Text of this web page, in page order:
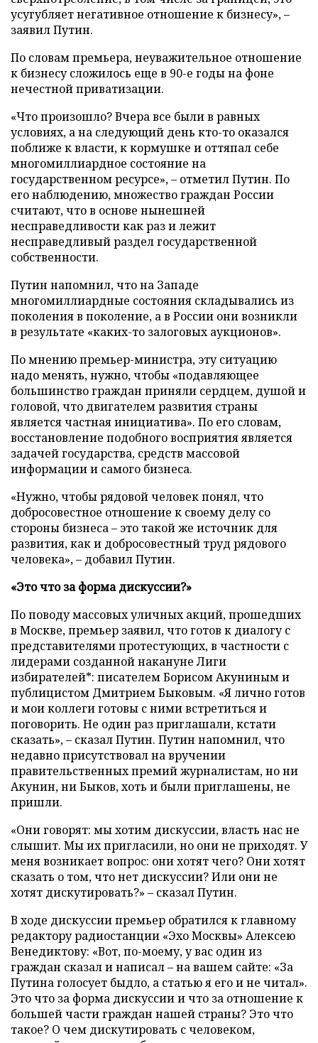
усугубляет негативное отношение к бизнесу», –
заявил Путин.
По словам премьера, неуважительное отношение
к бизнесу сложилось еще в 90-е годы на фоне
нечестной приватизации.
«Что произошло? Вчера все были в равных
условиях, а на следующий день кто-то оказался
поближе к власти, к кормушке и оттяпал себе
многомиллиардное состояние на
государственном ресурсе», – отметил Путин. По
его наблюдению, множество граждан России
считают, что в основе нынешней
несправедливости как раз и лежит
несправедливый раздел государственной
собственности.
Путин напомнил, что на Западе
многомиллиардные состояния складывались из
поколения в поколение, а в России они возникли
в результате «каких-то залоговых аукционов».
По мнению премьер-министра, эту ситуацию
надо менять, нужно, чтобы «подавляющее
большинство граждан приняли сердцем, душой и
головой, что двигателем развития страны
является частная инициатива». По его словам,
восстановление подобного восприятия является
задачей государства, средств массовой
информации и самого бизнеса.
«Нужно, чтобы рядовой человек понял, что
добросовестное отношение к своему делу со
стороны бизнеса – это такой же источник для
развития, каки добросовестный труд рядового
человека», – добавил Путин.
«Это что за форма дискуссии?»
По поводу массовых уличных акций, прошедших
в Москве, премьер заявил, что готов к диалогу с
представителями протестующих, в частности с
лидерами созданной накануне Лиги
избирателей*: писателем Борисом Акуниным и
публицистом Дмитрием Быковым. «Я лично готов
и мои коллеги готовы с ними встретиться и
поговорить. Не один раз приглашали, кстати
сказать», – сказал Путин. Путин напомнил, что
недавно присутствовал на вручении
правительственных премий журналистам, но ни
Акунин, ни Быков, хоть и были приглашены, не
пришли.
«Они говорят: мы хотим дискуссии, власть нас не
слышит. Мы их пригласили, но они не приходят. У
меня возникает вопрос: они хотят чего? Они хотят
сказать о том, что нет дискуссии? Или они не
хотят дискутировать?» – сказал Путин.
В ходе дискуссии премьер обратился к главному
редактору радиостанции «Эхо Москвы» Алексею
Венедиктову: «Вот, по-моему, у вас один из
граждан сказал и написал – на вашем сайте: «За
Путина голосует быдло, а статью я его и не читал».
Это что за форма дискуссии и что за отношение к
большей части граждан нашей страны? Это что
такое? О чем дискутировать с человеком,